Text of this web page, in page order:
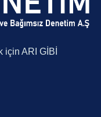
için ARI GİBİ